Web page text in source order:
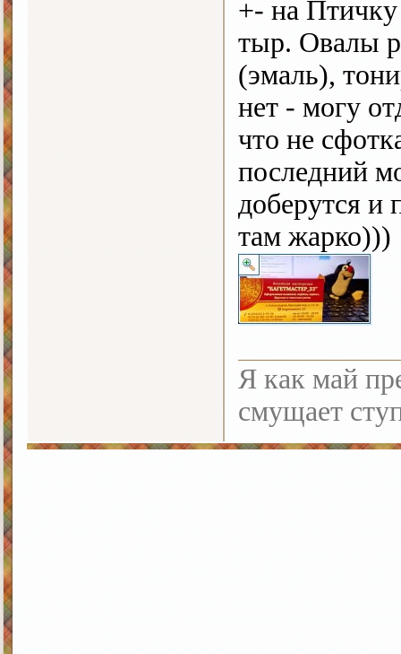
+- на
тыр. Овалы
(эмаль),
нет - могу
что не
последний
доберутся и
там жарко)))
Я как май
смущает